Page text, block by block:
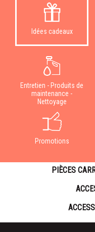
Idées cadeaux
Entretien - Produits de
maintenance -
Nettoyage
Promotions
PIÈCES